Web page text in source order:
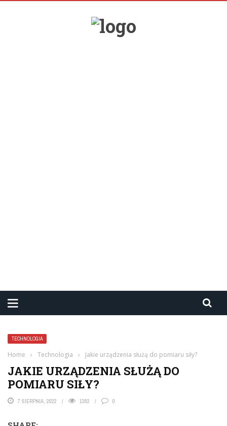
TECHNOLOGIA
Home › Technologia › Jakie urządzenia służą do pomiaru siły?
JAKIE URZĄDZENIA SŁUŻĄ DO
POMIARU SIŁY?
7 SIERPNIA, 2022 1382 0